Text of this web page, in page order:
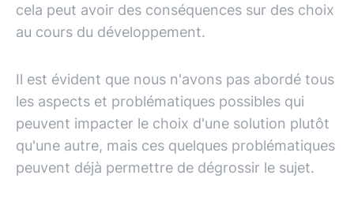
cela peut avoir des conséquences sur des choix
au cours du développement.
Il est évident que nous n'avons pas abordé tous
les aspects et problématiques possibles qui
peuvent impacter le choix d'une solution plutôt
qu'une autre, mais ces quelques problématiques
peuvent déjà permettre de dégrossir le sujet.